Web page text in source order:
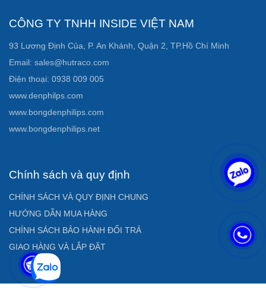
CÔNG TY TNHH INSIDE VIỆT NAM
93 Lương Định Của, P. An Khánh, Quận 2, TP.Hồ Chí Minh
Email: sales@hutraco.com
Điện thoại: 0938 009 005
www.denphilps.com
www.bongdenphilips.com
www.bongdenphilips.net
Chính sách và quy định
CHÍNH SÁCH VÀ QUY ĐỊNH CHUNG
HƯỚNG DẪN MUA HÀNG
CHÍNH SÁCH BẢO HÀNH ĐỔI TRẢ
GIAO HÀNG VÀ LẮP ĐẶT